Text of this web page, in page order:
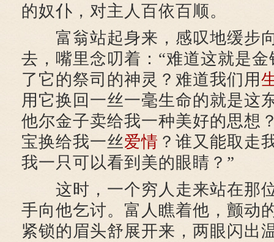
的奴仆，对主人百依百顺。
富翁站起身来，感叹地缓步
去，嘴里念叨着：“难道这就是
了它的祭司的神灵？难道我们用
用它换回一丝一毫生命的就是这
他尔金子卖给我一种美好的思想
宝换给我一丝爱情 ？谁又能取走
我一只可以看到美的眼睛？”
这时，一个穷人走来站在那
手向他乞讨。富人瞧着他，颤动
紧锁的眉头舒展开来，两眼闪出